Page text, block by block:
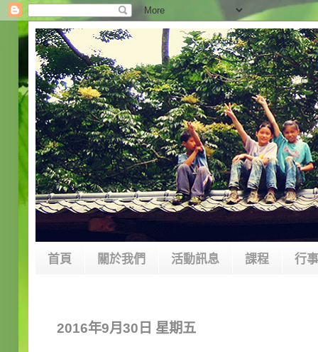
首頁 關於我們 活動訊息 課程 行
2016年9月30日 星期五